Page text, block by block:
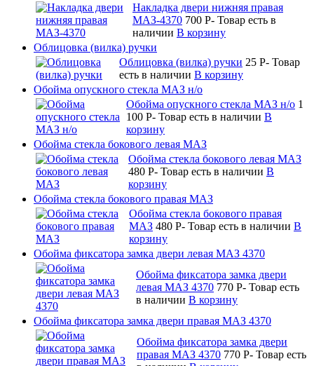
Накладка двери нижняя правая
МАЗ-4370 700 P- Товар есть в
наличии В корзину
Облицовка (вилка) ручки
Облицовка (вилка) ручки 25 P- Товар
есть в наличии В корзину
Обойма опускного стекла МАЗ н/о
Обойма опускного стекла МАЗ н/о 1
100 P- Товар есть в наличии В
корзину
Обойма стекла бокового левая МАЗ
Обойма стекла бокового левая МАЗ
480 P- Товар есть в наличии В
корзину
Обойма стекла бокового правая МАЗ
Обойма стекла бокового правая
МАЗ 480 P- Товар есть в наличии В
корзину
Обойма фиксатора замка двери левая МАЗ 4370
Обойма фиксатора замка двери
левая МАЗ 4370 770 P- Товар есть
в наличии В корзину
Обойма фиксатора замка двери правая МАЗ 4370
Обойма фиксатора замка двери
правая МАЗ 4370 770 P- Товар есть